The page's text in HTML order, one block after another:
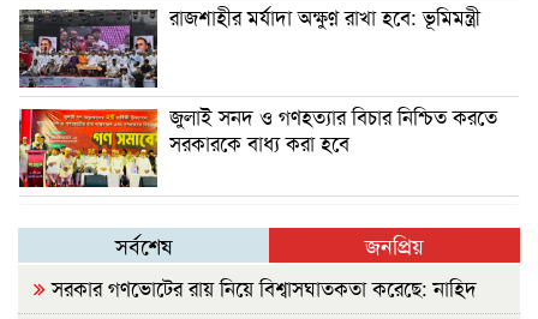
রাজশাহীর মর্যাদা অক্ষুণ্ন রাখা হবে: ভূমিমন্ত্রী
জুলাই সনদ ও গণহত্যার বিচার নিশ্চিত করতে
সরকারকে বাধ্য করা হবে
সর্বশেষ জনপ্রিয়
সরকার গণভোটের রায় নিয়ে বিশ্বাসঘাতকতা করেছে: নাহিদ